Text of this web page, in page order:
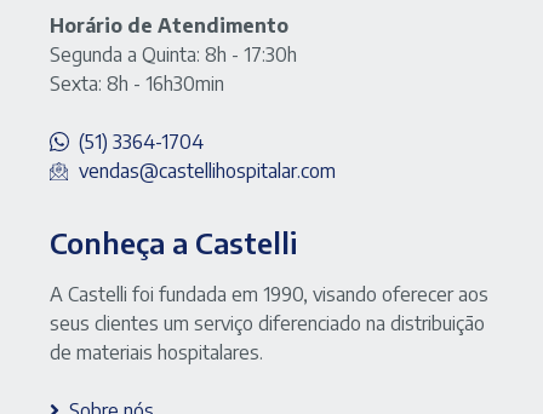
Horário de Atendimento
Segunda a Quinta: 8h - 17:30h
Sexta: 8h - 16h30min
(51) 3364-1704
vendas@castellihospitalar.com
Conheça a Castelli
A Castelli foi fundada em 1990, visando oferecer aos
seus clientes um serviço diferenciado na distribuição
de materiais hospitalares.